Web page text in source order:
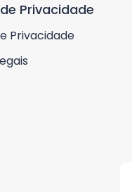
Privacidade
Privacidade